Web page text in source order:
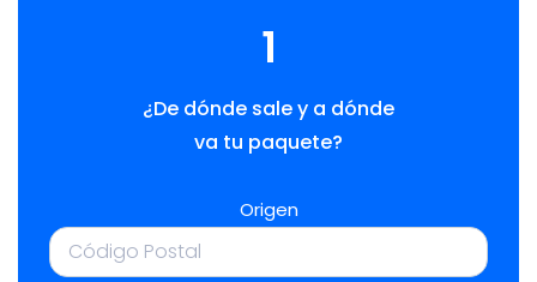
1
¿De dónde sale y a dónde
va tu paquete?
Origen